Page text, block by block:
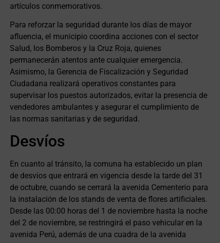
artículos conmemorativos.
Para reforzar la seguridad durante los días de mayor
afluencia, el municipio coordina acciones con el sector
Salud, los Bomberos y la Cruz Roja, quienes
permanecerán atentos ante cualquier emergencia.
Asimismo, la Gerencia de Fiscalización y Seguridad
Ciudadana realizará operativos constantes para
supervisar los puestos autorizados, evitar la presencia de
vendedores ambulantes y asegurar el cumplimiento de
las normas sanitarias y de seguridad.
Desvíos
En cuanto al tránsito, la comuna ha establecido un plan
de desvíos que entrará en vigencia desde la tarde del 31
de octubre, cuando se cerrará la avenida Cementerio para
la instalación de los stands de venta de flores artificiales.
Desde las 00:00 horas del 1 de noviembre hasta la noche
del 2 de noviembre, se restringirá el paso vehicular en la
avenida Perú, además de una cuadra de la avenida